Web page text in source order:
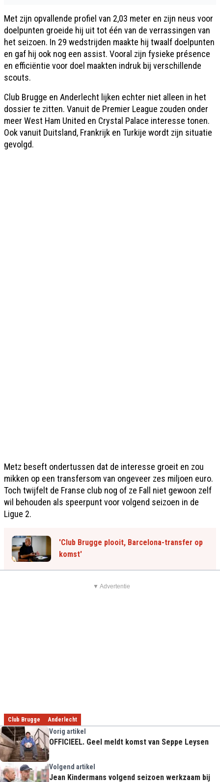
Met zijn opvallende profiel van 2,03 meter en zijn neus voor
doelpunten groeide hij uit tot één van de verrassingen van
het seizoen. In 29 wedstrijden maakte hij twaalf doelpunten
en gaf hij ook nog een assist. Vooral zijn fysieke présence
en efficiëntie voor doel maakten indruk bij verschillende
scouts.
Club Brugge en Anderlecht lijken echter niet alleen in het
dossier te zitten. Vanuit de Premier League zouden onder
meer West Ham United en Crystal Palace interesse tonen.
Ook vanuit Duitsland, Frankrijk en Turkije wordt zijn situatie
gevolgd.
Metz beseft ondertussen dat de interesse groeit en zou
mikken op een transfersom van ongeveer zes miljoen euro.
Toch twijfelt de Franse club nog of ze Fall niet gewoon zelf
wil behouden als speerpunt voor volgend seizoen in de
Ligue 2.
'Club Brugge plooit, Barcelona-transfer op
komst'
▼ Advertentie
Club Brugge Anderlecht
Vorig artikel
OFFICIEEL. Geel meldt komst van Seppe Leysen
Volgend artikel
Jean Kindermans volgend seizoen werkzaam bij